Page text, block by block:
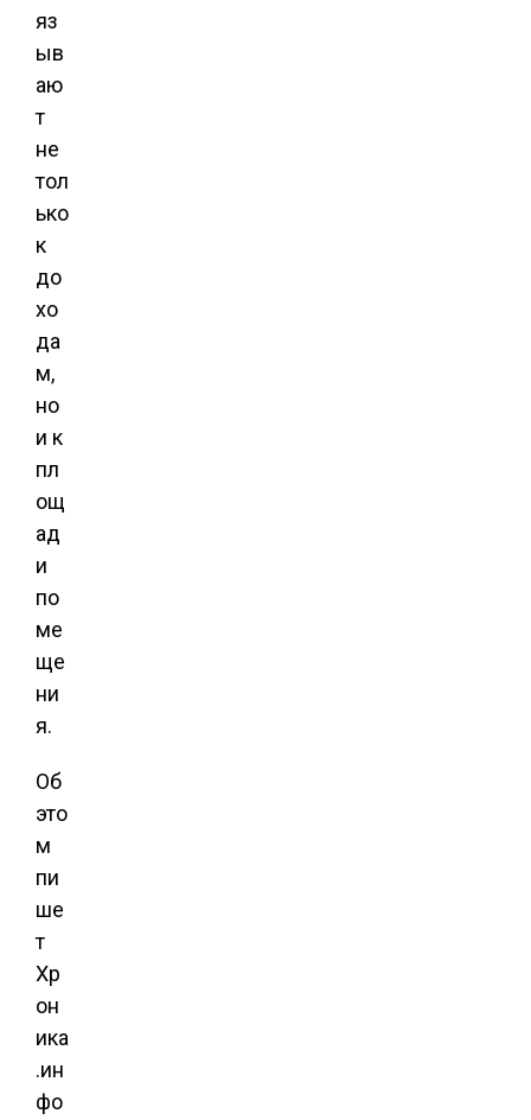
яз
ыв
аю
т
не
тол
ько
к
до
хо
да
м,
но
и к
пл
ощ
ад
и
по
ме
ще
ни
я.
Об
это
м
пи
ше
т
Хр
он
ика
.ин
фо